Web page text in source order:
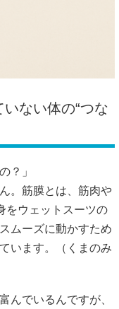
ない体の“つな
？」
。筋膜とは、筋肉や
をウェットスーツの
ムーズに動かすため
います。（ くまのみ
んでいるんですが、